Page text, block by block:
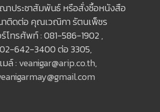
าประชาสัมพันธ์ หรือสั่งซื้อหนังสือ
ติดต่อ คุณเวณิกา รัตนเพ็ชร
ร์โทรศัพท์ : 081-586-1902 ,
02-642-3400 ต่อ 3305,
มล์ : veanigar@arip.co.th,